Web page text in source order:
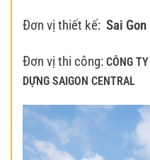
Đơn vị thiết kế: Sai
Đơn vị thi công: CÔNG
DỰNG SAIGON CENTRAL